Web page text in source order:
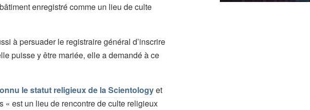
enregistré comme un lieu de culte
à persuader le registraire général d’inscrire
puisse y être mariée, elle a demandé à ce
le statut religieux de la Scientologyet
« est un lieu de rencontre de culte religieux